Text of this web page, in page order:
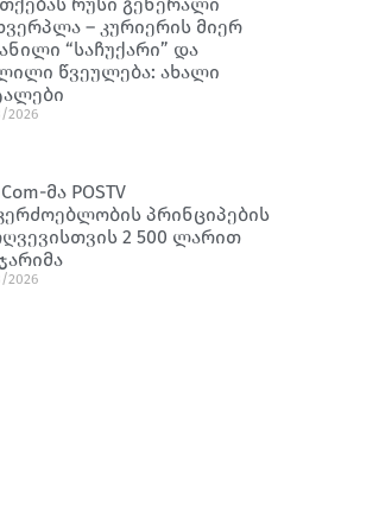
– კურიერის მიერ
“საჩუქარი” და
წვეულება: ახალი
2026
მა POSTV
პრინციპების
2 500 ლარით
2026